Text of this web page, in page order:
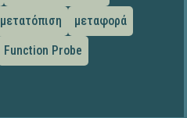
μετατόπιση
μεταφορά
Function Probe